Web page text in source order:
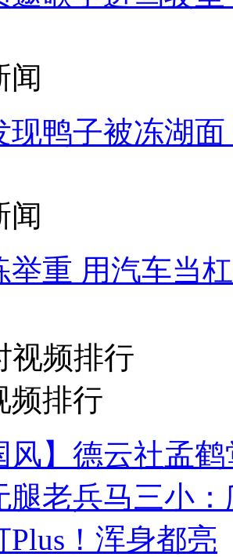
闻
现鸭子被冻湖
闻
举重 用汽车当
视频排行
频排行
风】德云社孟
腿老兵马三小
Plus！浑身都亮